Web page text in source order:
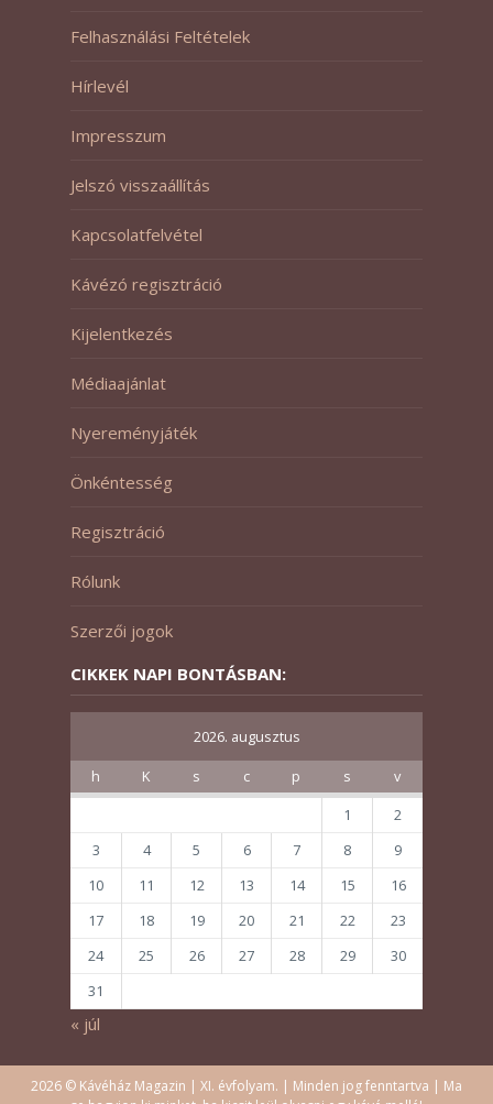
Felhasználási Feltételek
Hírlevél
Impresszum
Jelszó visszaállítás
Kapcsolatfelvétel
Kávézó regisztráció
Kijelentkezés
Médiaajánlat
Nyereményjáték
Önkéntesség
Regisztráció
Rólunk
Szerzői jogok
CIKKEK NAPI BONTÁSBAN:
2026. augusztus
h K s c p s
v
1
2
3
4 5 6 7 8
9
10
11 12 13 14 15
16
17
18 19 20 21 22
23
24
25 26 27 28 29
30
31
« júl
2026 © Kávéház Magazin | XI. évfolyam. | Minden jog fenntartva | Ma